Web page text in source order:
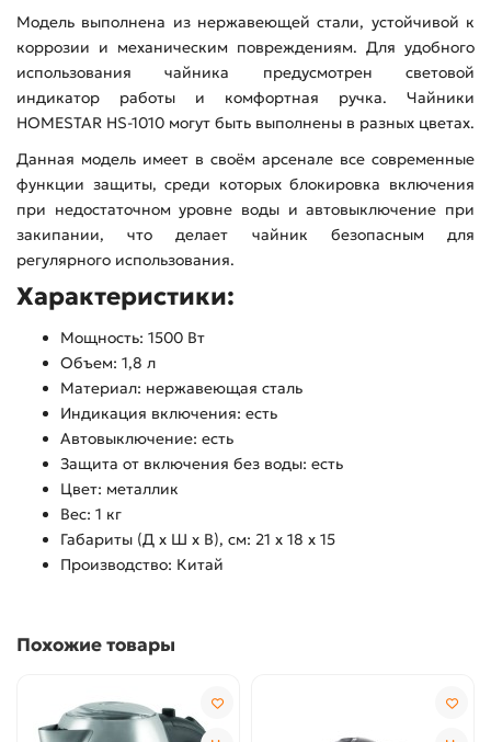
Модель выполнена из нержавеющей стали, устойчивой к
коррозии и механическим повреждениям. Для удобного
использования чайника предусмотрен световой
индикатор работы и комфортная ручка. Чайники
HOMESTAR HS-1010 могут быть выполнены в разных цветах.
Данная модель имеет в своём арсенале все современные
функции защиты, среди которых блокировка включения
при недостаточном уровне воды и автовыключение при
закипании, что делает чайник безопасным для
регулярного использования.
Характеристики:
Мощность: 1500 Вт
Объем: 1,8 л
Материал: нержавеющая сталь
Индикация включения: есть
Автовыключение: есть
Защита от включения без воды: есть
Цвет: металлик
Вес: 1 кг
Габариты (Д х Ш х В), см: 21 х 18 х 15
Производство: Китай
Похожие товары